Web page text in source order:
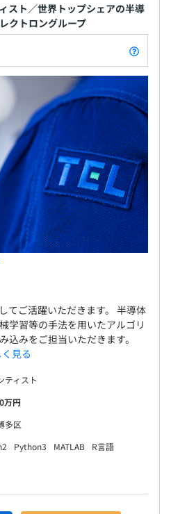
生年金保険、雇用保険・労災
はなし）
スト／世界トップシェアの半導
クトロングループ
てご活躍いただきます。 半導体
学習等の手法を用いたアルゴリ
込みをご担当いただきます。
見る
ティスト
万円
多区
Python3 MATLAB
R言語